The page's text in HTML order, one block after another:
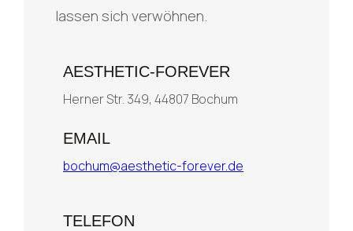
lassen sich verwöhnen.
AESTHETIC-FOREVER
Herner Str. 349, 44807 Bochum
EMAIL
bochum@aesthetic-forever.de
TELEFON